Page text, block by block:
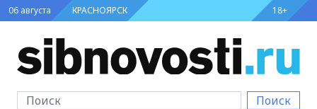
06 августа КРАСНОЯРСК 18+
Поиск